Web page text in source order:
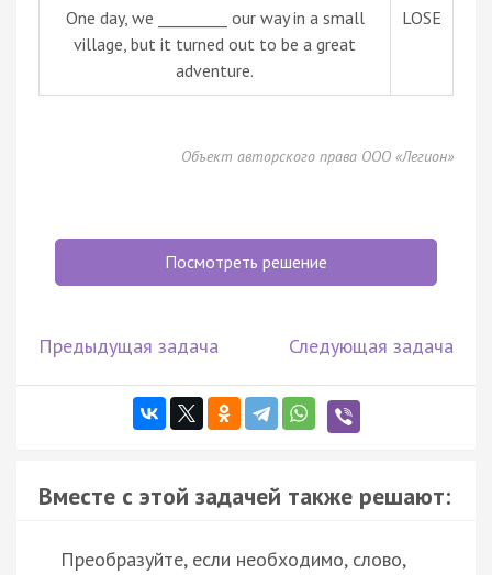
One day, we _________ our way in a small
village, but it turned out to be a great
adventure.
LOSE
Объект авторского права ООО «Легион»
Посмотреть решение
Предыдущая задача Следующая задача
Вместе с этой задачей также решают:
Преобразуйте, если необходимо, слово,